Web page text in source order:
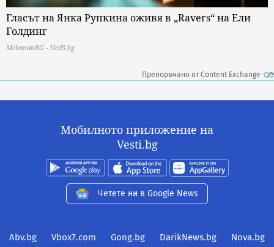
Гласът на Янка Рупкина оживя в „Ravers“ на Ели
Голдинг
MelomanBG - Sled5.bg
Препоръчано от Content Exchange
Мобилното приложение на
Vesti.bg
Четете ни в Google News
Abv.bg Vbox7.com Gong.bg DarikNews.bg Nova.bg